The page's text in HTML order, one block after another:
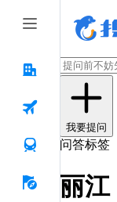
我要提问
问答标签
丽江